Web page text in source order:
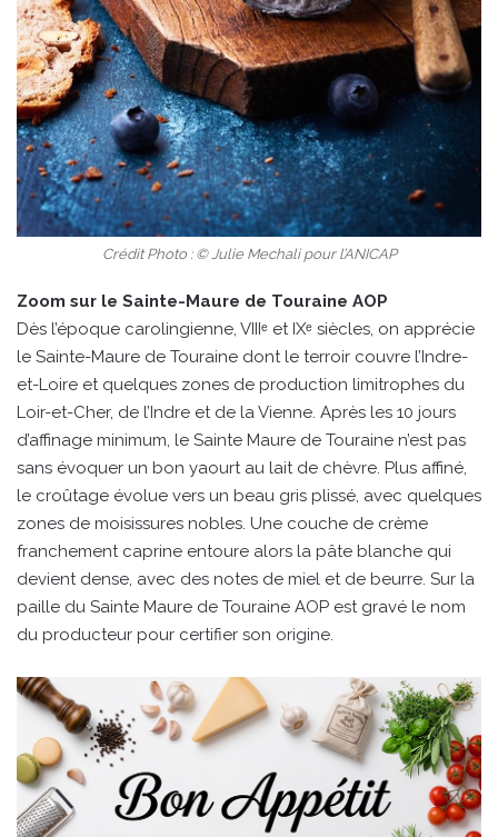
Crédit Photo : © Julie Mechali pour l’ANICAP
Zoom sur le Sainte-Maure de Touraine AOP
Dès l’époque carolingienne, VIIIᵉ et IXᵉ siècles, on apprécie
le Sainte-Maure de Touraine dont le terroir couvre l’Indre-
et-Loire et quelques zones de production limitrophes du
Loir-et-Cher, de l’Indre et de la Vienne. Après les 10 jours
d’affinage minimum, le Sainte Maure de Touraine n’est pas
sans évoquer un bon yaourt au lait de chèvre. Plus affiné,
le croûtage évolue vers un beau gris plissé, avec quelques
zones de moisissures nobles. Une couche de crème
franchement caprine entoure alors la pâte blanche qui
devient dense, avec des notes de miel et de beurre. Sur la
paille du Sainte Maure de Touraine AOP est gravé le nom
du producteur pour certifier son origine.